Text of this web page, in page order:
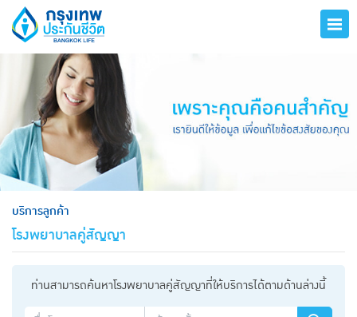
บริการลูกค้า
โรงพยาบาลคู่สัญญา
ท่านสามารถค้นหาโรงพยาบาลคู่สัญญาที่ให้บริการได้ตามด้านล่างนี้